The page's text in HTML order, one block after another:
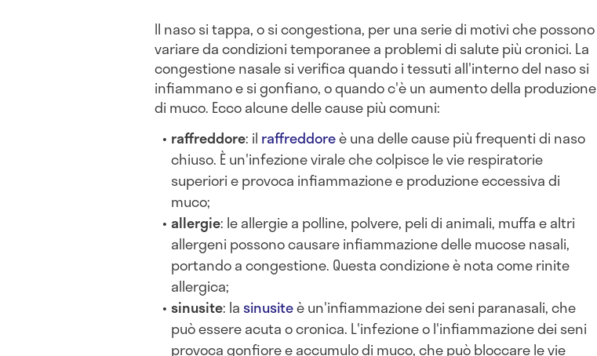
Il naso si tappa, o si congestiona, per una serie di motivi che possono
variare da condizioni temporanee a problemi di salute più cronici. La
congestione nasale si verifica quando i tessuti all'interno del naso si
infiammano e si gonfiano, o quando c'è un aumento della produzione
di muco. Ecco alcune delle cause più comuni:
raffreddore: il raffreddoreè una delle cause più frequenti di naso
chiuso. È un'infezione virale che colpisce le vie respiratorie
superiori e provoca infiammazione e produzione eccessiva di
muco;
allergie: le allergie a polline, polvere, peli di animali, muffa e altri
allergeni possono causare infiammazione delle mucose nasali,
portando a congestione. Questa condizione è nota come rinite
allergica;
sinusite: la sinusiteè un'infiammazione dei seni paranasali, che
può essere acuta o cronica. L'infezione o l'infiammazione dei seni
provoca gonfiore e accumulo di muco, che può bloccare le vie